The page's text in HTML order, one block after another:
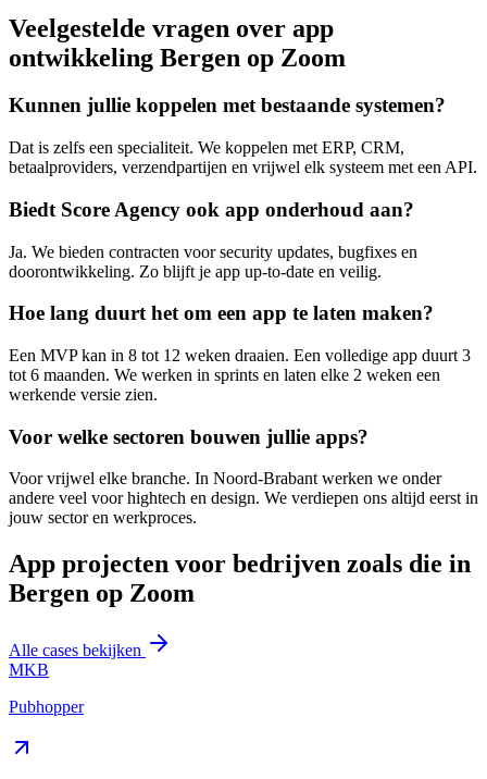
Veelgestelde vragen over app
ontwikkeling Bergen op Zoom
Kunnen jullie koppelen met bestaande systemen?
Dat is zelfs een specialiteit. We koppelen met ERP, CRM,
betaalproviders, verzendpartijen en vrijwel elk systeem met een API.
Biedt Score Agency ook app onderhoud aan?
Ja. We bieden contracten voor security updates, bugfixes en
doorontwikkeling. Zo blijft je app up-to-date en veilig.
Hoe lang duurt het om een app te laten maken?
Een MVP kan in 8 tot 12 weken draaien. Een volledige app duurt 3
tot 6 maanden. We werken in sprints en laten elke 2 weken een
werkende versie zien.
Voor welke sectoren bouwen jullie apps?
Voor vrijwel elke branche. In Noord-Brabant werken we onder
andere veel voor hightech en design. We verdiepen ons altijd eerst in
jouw sector en werkproces.
App projecten voor bedrijven zoals die in
Bergen op Zoom
Alle cases bekijken
MKB
Pubhopper